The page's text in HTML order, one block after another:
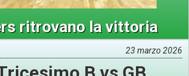
ritrovano la vittoria
23 marzo 2026